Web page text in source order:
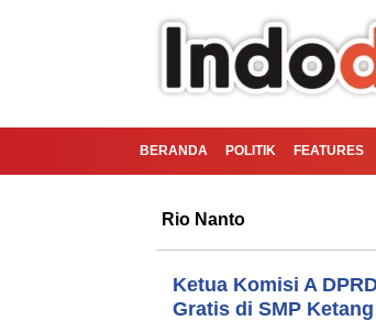
BERANDA POLITIK FEATURES
Rio Nanto
Ketua Komisi A
Gratis di SMP Ketang